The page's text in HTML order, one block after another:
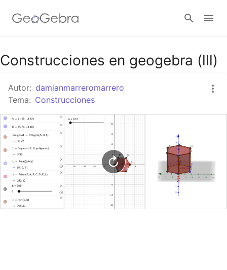
Google Classroom
GeoGebra Classroom
Construcciones en geogebra (lll)
Autor: damianmarreromarrero
Tema: Construcciones